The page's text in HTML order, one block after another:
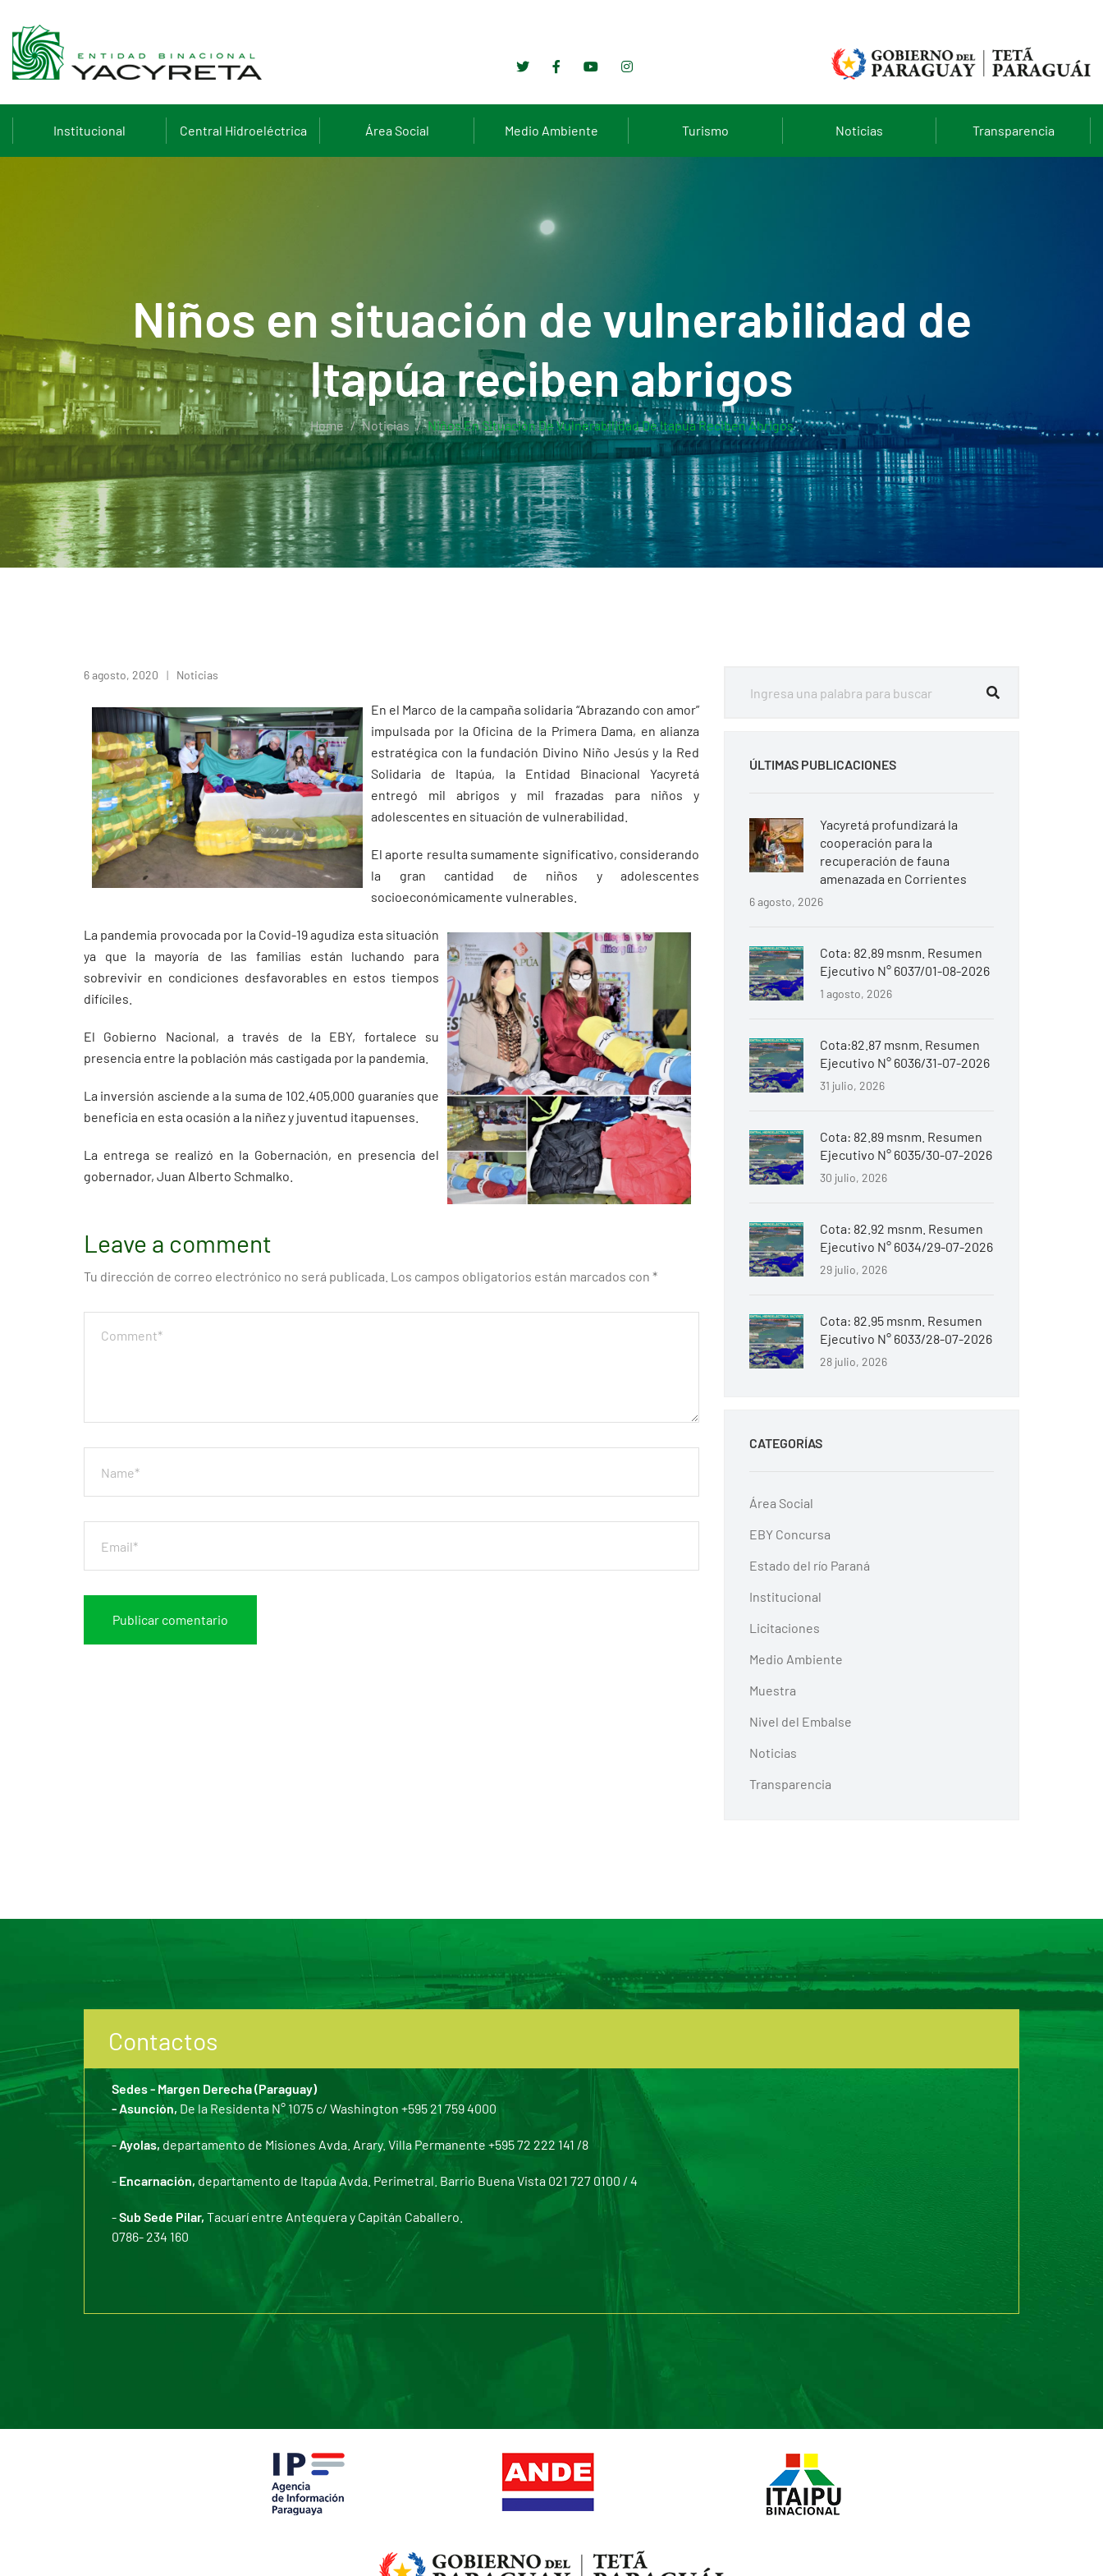
Institucional Central Hidroeléctrica Área Social Medio Ambiente Turismo Noticias Transparencia
Niños en situación de vulnerabilidad de
Itapúa reciben abrigos
Home Noticias Niños En Situación De Vulnerabilidad De Itapúa Reciben Abrigos
6 agosto, 2020 Noticias
En el Marco de la campaña solidaria “Abrazando con amor”
impulsada por la Oficina de la Primera Dama, en alianza
estratégica con la fundación Divino Niño Jesús y la Red
Solidaria de Itapúa, la Entidad Binacional Yacyretá
entregó mil abrigos y mil frazadas para niños y
adolescentes en situación de vulnerabilidad.
El aporte resulta sumamente significativo, considerando
la gran cantidad de niños y adolescentes
socioeconómicamente vulnerables.
La pandemia provocada por la Covid-19 agudiza esta situación
ya que la mayoría de las familias están luchando para
sobrevivir en condiciones desfavorables en estos tiempos
difíciles.
El Gobierno Nacional, a través de la EBY, fortalece su
presencia entre la población más castigada por la pandemia.
La inversión asciende a la suma de 102.405.000 guaraníes que
beneficia en esta ocasión a la niñez y juventud itapuenses.
La entrega se realizó en la Gobernación, en presencia del
gobernador, Juan Alberto Schmalko.
Leave a comment
Tu dirección de correo electrónico no será publicada. Los campos obligatorios están marcados con *
ÚLTIMAS PUBLICACIONES
Yacyretá profundizará la
cooperación para la
recuperación de fauna
amenazada en Corrientes
6 agosto, 2026
Cota: 82.89 msnm. Resumen
Ejecutivo N° 6037/01-08-2026
1 agosto, 2026
Cota:82.87 msnm. Resumen
Ejecutivo N° 6036/31-07-2026
31 julio, 2026
Cota: 82.89 msnm. Resumen
Ejecutivo N° 6035/30-07-2026
30 julio, 2026
Cota: 82.92 msnm. Resumen
Ejecutivo N° 6034/29-07-2026
29 julio, 2026
Cota: 82.95 msnm. Resumen
Ejecutivo N° 6033/28-07-2026
28 julio, 2026
CATEGORÍAS
Área Social
EBY Concursa
Estado del río Paraná
Institucional
Licitaciones
Medio Ambiente
Muestra
Nivel del Embalse
Noticias
Transparencia
Contactos
Sedes - Margen Derecha (Paraguay)
- Asunción, De la Residenta N° 1075 c/ Washington +595 21 759 4000
-Ayolas, departamento de Misiones Avda. Arary. Villa Permanente +595 72 222 141 /8
- Encarnación, departamento de Itapúa Avda. Perimetral. Barrio Buena Vista 021 727 0100 / 4
-Sub Sede Pilar, Tacuarí entre Antequera y Capitán Caballero.
0786- 234 160